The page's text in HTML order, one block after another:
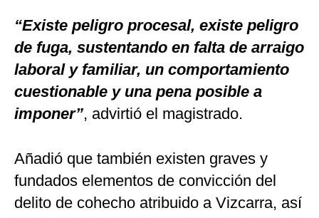
“Existe peligro procesal, existe peligro
de fuga, sustentando en falta de arraigo
laboral y familiar, un comportamiento
cuestionable y una pena posible a
imponer”, advirtió el magistrado.
Añadió que también existen graves y
fundados elementos de convicción del
delito de cohecho atribuido a Vizcarra, así